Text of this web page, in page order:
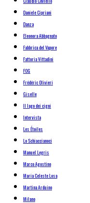
Daniele Cipriani
Danza
Eleonora Abbagnato
Fabbrica del Vapore
Fattoria Vittadini
FOG
Frédéric Olivieri
Giselle
Il lago dei cigni
Intervista
Les Étoiles
Lo Schiaccianoci
Manuel Legris
Marco Agostino
Maria Celeste Losa
Martina Arduino
Milano